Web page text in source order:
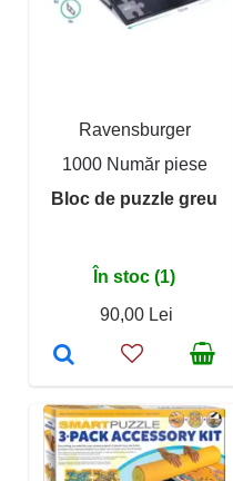
Ravensburger
1000 Număr piese
Bloc de puzzle greu
În stoc (1)
90,00 Lei